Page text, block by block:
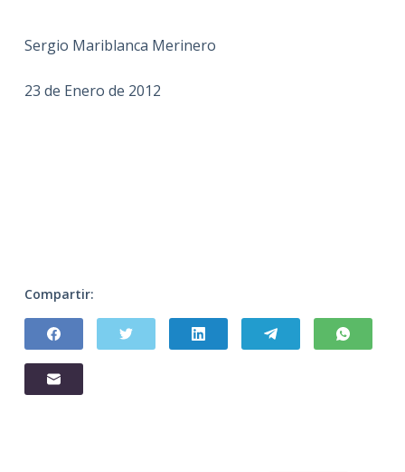
Sergio Mariblanca Merinero
23 de Enero de 2012
Compartir: